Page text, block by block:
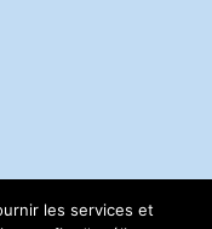
les services et